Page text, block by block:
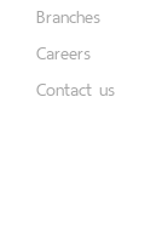
Branches
Careers
Contact us